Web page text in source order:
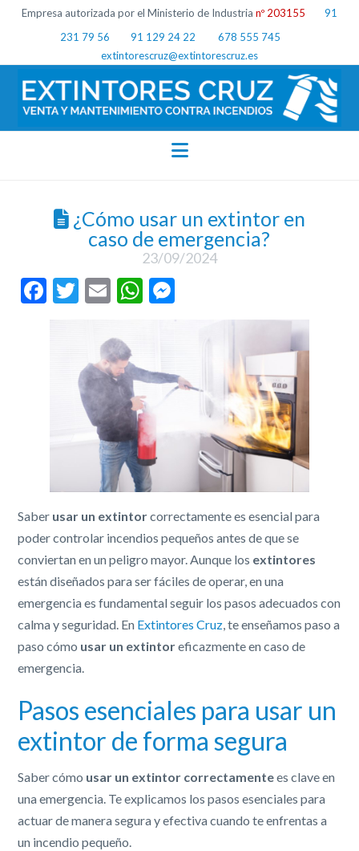
Empresa autorizada por el Ministerio de Industria nº 203155
91
231 79 56
91 129 24 22
678 555 745
extintorescruz@extintorescruz.es
Navigation
¿Cómo usar un extintor en
caso de emergencia?
23/09/2024
Facebook
Twitter
EmailWhatsApp
Saber usar un extintorcorrectamente es esencial para
poder controlar incendios pequeños antes de que se
conviertan en un peligro mayor. Aunque los extintores
están diseñados para ser fáciles de operar, en una
emergencia es fundamental seguir los pasos adecuados con
calma y seguridad. En Extintores Cruz, te enseñamos paso a
paso cómo usar un extintoreficazmente en caso de
emergencia.
Pasos esenciales para usar un
extintor de forma segura
Saber cómo usar un extintor correctamentees clave en
una emergencia. Te explicamos los pasos esenciales para
actuar de manera segura y efectiva cuando te enfrentas a
un incendio pequeño.